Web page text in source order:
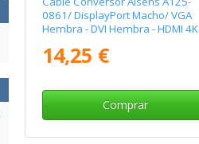
0861/ DisplayPort Macho/ VGA
Hembra - DVI Hembra - HDMI 4K
14,25 €
Comprar